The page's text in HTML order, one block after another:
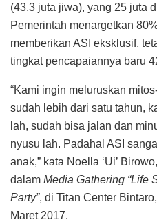
(43,3 juta jiwa), yang 25 juta
Pemerintah menargetkan
memberikan ASI eksklusif,
tingkat pencapaiannya baru
“Kami ingin meluruskan
sudah lebih dari satu tahun,
lah, sudah bisa jalan dan
nyusu lah. Padahal ASI
anak,” kata Noella ‘Ui’
dalam Media Gathering “Life
Party”, di Titan Center
Maret 2017.